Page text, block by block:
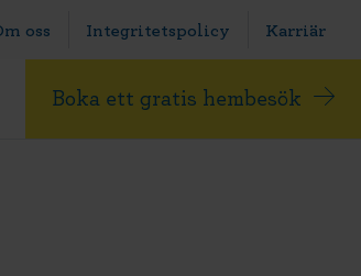
oss Integritetspolicy Karriär
Boka ett gratis hembesök